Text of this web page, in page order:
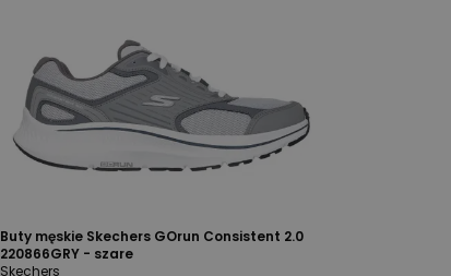
Buty męskie Skechers GOrun Consistent 2.0
220866GRY - szare
Skechers